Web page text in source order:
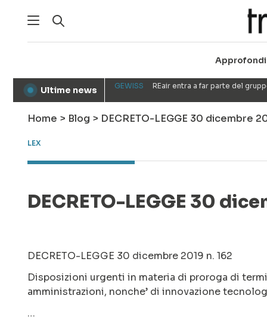
● Ultime news GEWISS REair entra a far parte del
Home > Blog > DECRETO-LEGGE 30 dicembre
LEX
DECRETO-LEGGE 30
DECRETO-LEGGE 30 dicembre 2019 n. 162
Disposizioni urgenti in materia di proroga di
amministrazioni, nonche’ di innovazione
…